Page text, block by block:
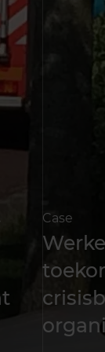
Case